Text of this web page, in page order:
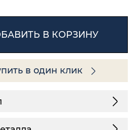
В КОРЗИНУ
в один клик